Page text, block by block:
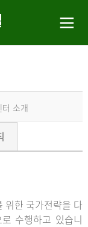
터 소개
위한 국가전략을 다
수행하고 있습니